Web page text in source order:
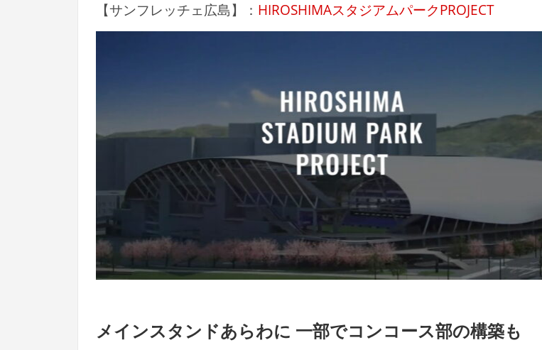
【サンフレッチェ広島】： HIROSHIMAスタジアムパークPROJECT
メインスタンドあらわに 一部でコンコース部の構築も